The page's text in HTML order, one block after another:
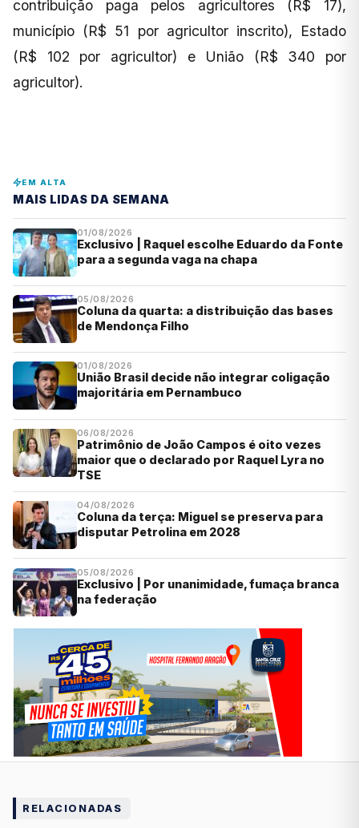
contribuição paga pelos agricultores (R$ 17),
município (R$ 51 por agricultor inscrito), Estado
(R$ 102 por agricultor) e União (R$ 340 por
agricultor).
EM ALTA
MAIS LIDAS DA SEMANA
01/08/2026
Exclusivo | Raquel escolhe Eduardo da Fonte
para a segunda vaga na chapa
05/08/2026
Coluna da quarta: a distribuição das bases
de Mendonça Filho
01/08/2026
União Brasil decide não integrar coligação
majoritária em Pernambuco
06/08/2026
Patrimônio de João Campos é oito vezes
maior que o declarado por Raquel Lyra no
TSE
04/08/2026
Coluna da terça: Miguel se preserva para
disputar Petrolina em 2028
05/08/2026
Exclusivo | Por unanimidade, fumaça branca
na federação
RELACIONADAS